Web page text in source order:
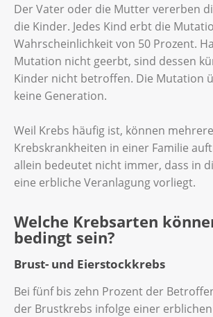
Der Vater oder die Mutter vererben
die Kinder. Jedes Kind erbt die
Wahrscheinlichkeit von 50 Prozent.
Mutation nicht geerbt, sind dessen
Kinder nicht betroffen. Die Mutation
keine Generation.
Weil Krebs häufig ist, können mehrere
Krebskrankheiten in einer Familie
allein bedeutet nicht immer, dass in
eine erbliche Veranlagung vorliegt.
Welche Krebsarten
bedingt sein?
Brust- und Eierstockkrebs
Bei fünf bis zehn Prozent der
der Brustkrebs infolge einer